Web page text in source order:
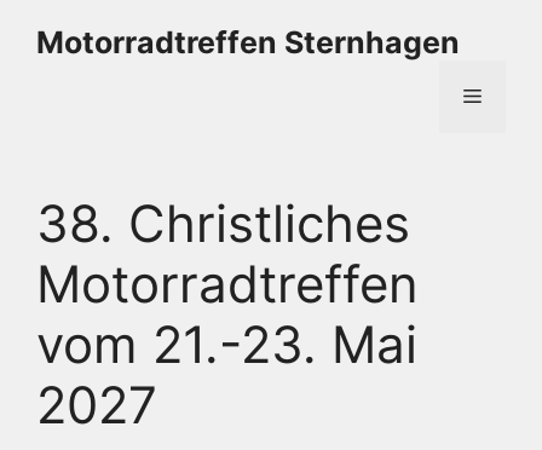
InhaltMotorradtreffen Sternhagen
Menü
38. Christliches
Motorradtreffen
vom 21.-23. Mai
2027